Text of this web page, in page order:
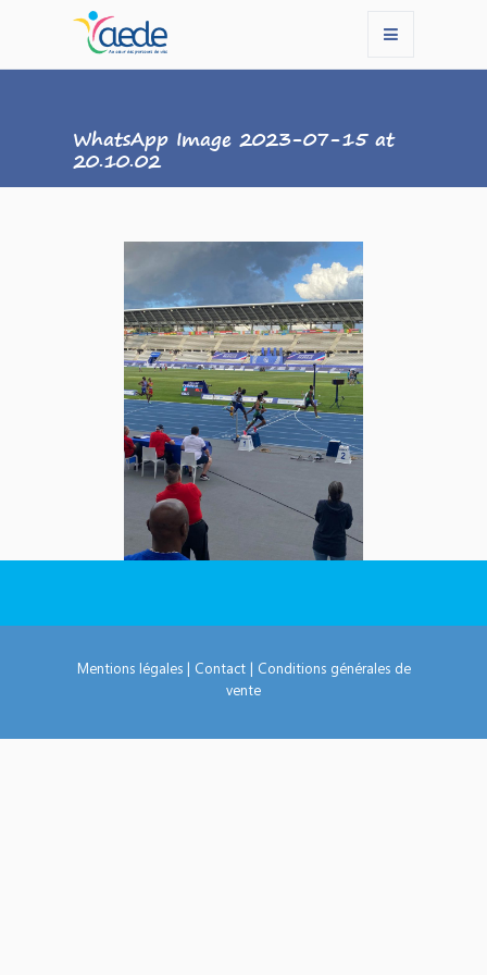
WhatsApp Image 2023-07-15 at
20.10.02
Mentions légales| Contact| Conditions générales de
vente